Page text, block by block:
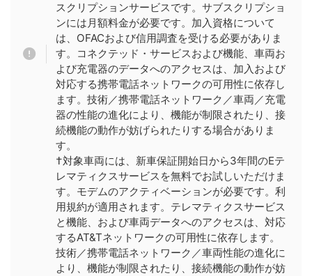
スクリプションサービスです。サブスクリプショ
ンには月額料金が必要です。加入資格について
は、OFACおよび信用調査を受ける必要がありま
す。コネクテッド・サービスおよび機能、車両お
よび充電器のデータへのアクセスは、加入および
対応する携帯電話ネットワークの可用性に依存し
ます。技術／携帯電話ネットワーク／車両／充電
器の性能の進化により、機能が制限されたり、接
続機能の動作が妨げられたりする場合がありま
す。
†対象車両には、新車保証開始日から3年間のEテ
レマティクスサービスを無料でお試しいただけま
す。モデムのアクティベーションが必要です。利
用規約が適用されます。テレマティクスサービス
と機能、および車両データへのアクセスは、対応
するAT&Tネットワークの可用性に依存します。
技術／携帯電話ネットワーク／車両性能の進化に
より、機能が制限されたり、接続機能の動作が妨